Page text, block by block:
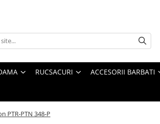
RUCSACURI ACCESORII BARBATI
PTR-PTN 348-P